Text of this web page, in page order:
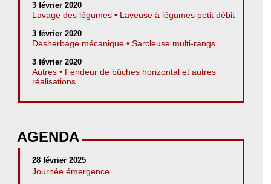
3 février 2020
Lavage des légumes • Laveuse à légumes petit débit
3 février 2020
Desherbage mécanique • Sarcleuse multi-rangs
3 février 2020
Autres • Fendeur de bûches horizontal et autres
réalisations
AGENDA
28 février 2025
Journée émergence